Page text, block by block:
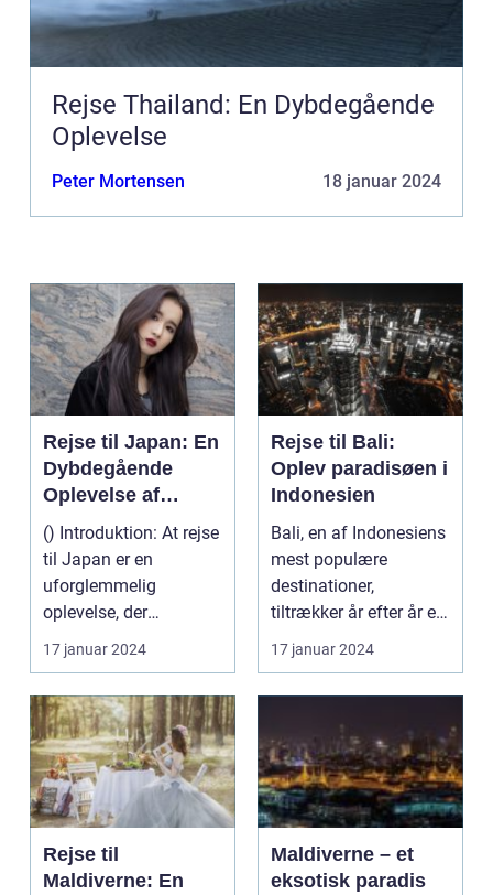
Rejse Thailand: En Dybdegående
Oplevelse
Peter Mortensen 18 januar 2024
Rejse til Japan: En
Dybdegående
Oplevelse af
Kultur og Historie
() Introduktion: At rejse
til Japan er en
uforglemmelig
oplevelse, der
tilfredsstiller enhver
eventy...
17 januar 2024
Rejse til Bali:
Oplev paradisøen i
Indonesien
Bali, en af Indonesiens
mest populære
destinationer,
tiltrækker år efter år et
utal af rejsende og e...
17 januar 2024
Rejse til
Maldiverne: En
Maldiverne – et
eksotisk paradis